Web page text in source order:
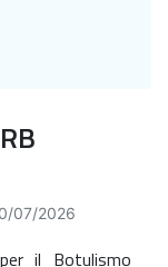
07/2026
il Botulismo